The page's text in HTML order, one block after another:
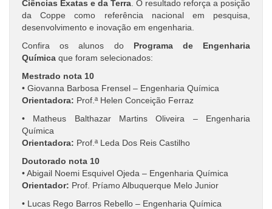
Ciências Exatas e da Terra . O resultado reforça a posição
da Coppe como referência nacional em pesquisa,
desenvolvimento e inovação em engenharia.
Confira os alunos do Programa de Engenharia
Química que foram selecionados:
Mestrado nota 10
• Giovanna Barbosa Frensel – Engenharia Química
Orientadora: Prof.ª Helen Conceição Ferraz
• Matheus Balthazar Martins Oliveira – Engenharia
Química
Orientadora: Prof.ª Leda Dos Reis Castilho
Doutorado nota 10
• Abigail Noemi Esquivel Ojeda – Engenharia Química
Orientador: Prof. Príamo Albuquerque Melo Junior
• Lucas Rego Barros Rebello – Engenharia Química